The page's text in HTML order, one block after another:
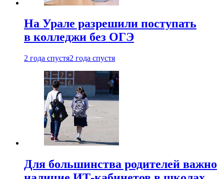
На Урале разрешили поступать
в колледжи без ОГЭ
2 года спустя2 года спустя
Для большинства родителей важно